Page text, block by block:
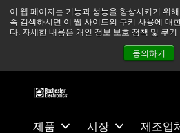
이 웹 페이지는 기능과 성능을 향상시키기 위
속 검색하시면 이 웹 사이트의 쿠키 사용에 대
다. 자세한 내용은 개인 정보 보호 정책 및 쿠
동의하기
츠
건
중동 지역 상황을 지속적으로 주시
정상적으로 운영되고 있습
뉴스
문의
제품 시장 제조업